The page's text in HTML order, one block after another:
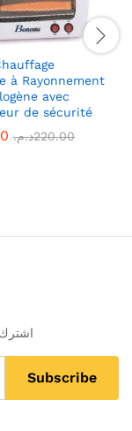
à Rayonnement
avec
de sécurité
220.00د.م.